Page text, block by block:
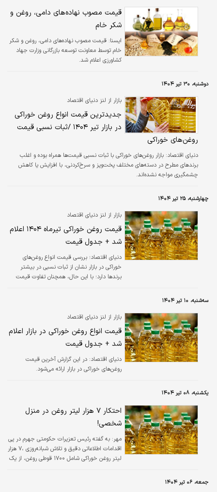
قیمت مصوب نهاده‌های دامی، روغن و
شکر خام
ايسنا: قیمت مصوب نهاده‌های دامی، روغن و شکر
خام توسط معاونت توسعه بازرگانی وزارت جهاد
کشاورزی اعلام شد.
دوشنبه، ۳۰ تیر ۱۴۰۴
بازار از لنز دنیای اقتصاد
جدیدترین قیمت انواع روغن خوراکی
در بازار تیر ۱۴۰۴ /ثبات نسبی قیمت
روغن‌های خوراکی
دنیای اقتصاد: بازار روغن‌های خوراکی با ثبات نسبی قیمت‌ها همراه بوده و اغلب
برندهای مطرح در دسته‌های مختلف پخت‌وپز و سرخ‌کردنی، با افزایش یا کاهش
چشمگیری مواجه نشده‌اند.
چهارشنبه، ۲۵ تیر ۱۴۰۴
بازار از لنز دنیای اقتصاد
قیمت روغن خوراکی تیرماه ۱۴۰۴ اعلام
شد + جدول قیمت
دنیای اقتصاد؛ بررسی قیمت انواع روغن‌های
خوراکی در بازار نشان از ثبات نسبی در بیشتر
برندها دارد؛ با این حال، همچنان تفاوت قیمت
سه‌شنبه، ۱۰ تیر ۱۴۰۴
بازار از لنز دنیای اقتصاد
قیمت انواع روغن خوراکی در بازار اعلام
شد + جدول قیمت
دنیای اقتصاد: در این گزارش آخرین قیمت
روغن‌های خوراکی در بازار ارائه می‌شود.
یکشنبه، ۰۸ تیر ۱۴۰۴
احتکار ۷ هزار لیتر روغن در منزل
شخصی!
مهر: به گفته رئیس تعزیرات حکومتی جهرم در پی
اقدامات اطلاعاتی دقیق و تلاش شبانه‌روزی ،۷ هزار
لیتر روغن خوراکی شامل ۱۷۰۰ قوطی روغن، از یک
جمعه، ۰۶ تیر ۱۴۰۴